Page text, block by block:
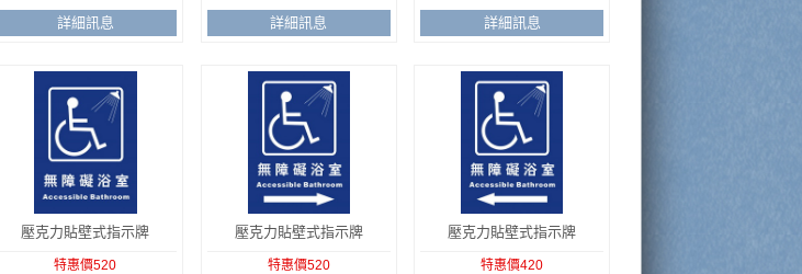
詳細訊息 詳細訊息 詳細訊息
壓克力貼壁式指示牌
特惠價520
壓克力貼壁式指示牌
特惠價520
壓克力貼壁式指示牌
特惠價420